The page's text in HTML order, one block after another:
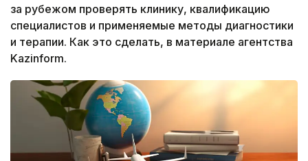
за рубежом проверять клинику, квалификацию
специалистов и применяемые методы диагностики
и терапии. Как это сделать, в материале агентства
Kazinform.